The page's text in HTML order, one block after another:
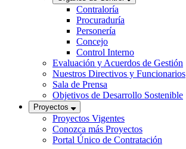
Contraloría
Procuraduría
Personería
Concejo
Control Interno
Evaluación y Acuerdos de Gestión
Nuestros Directivos y Funcionarios
Sala de Prensa
Objetivos de Desarrollo Sostenible
Proyectos
Proyectos Vigentes
Conozca más Proyectos
Portal Único de Contratación